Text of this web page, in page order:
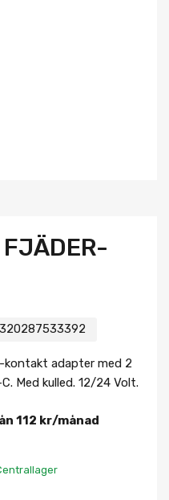
FJÄDER-
kontakt adapter med 2
Med kulled. 12/24 Volt.
112 kr/månad